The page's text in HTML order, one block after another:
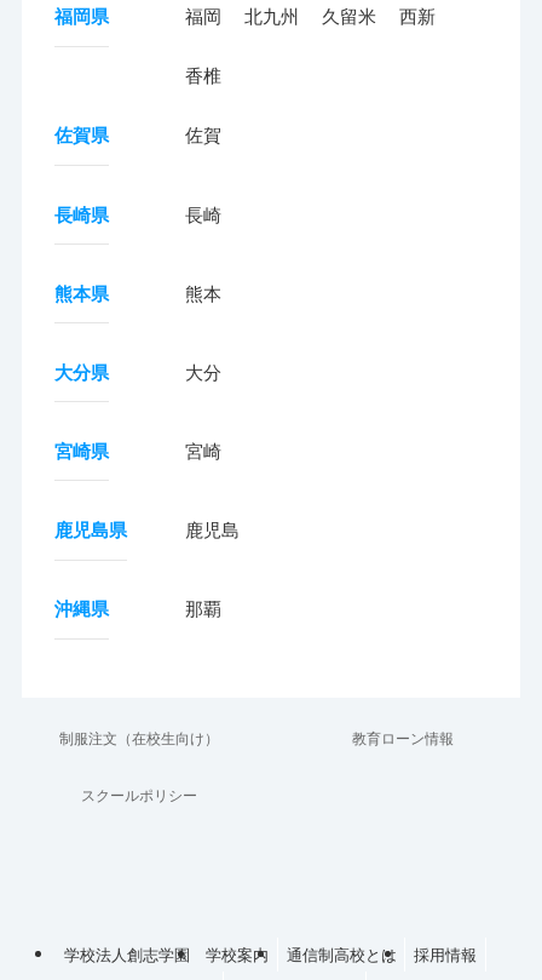
福岡県 福岡 北九州 久留米 西新
香椎
佐賀県 佐賀
長崎県 長崎
熊本県 熊本
大分県 大分
宮崎県 宮崎
鹿児島県 鹿児島
沖縄県 那覇
制服注文（在校生向け） 教育ローン情報
スクールポリシー
学校法人創志学園 学校案内 通信制高校とは
採用情報